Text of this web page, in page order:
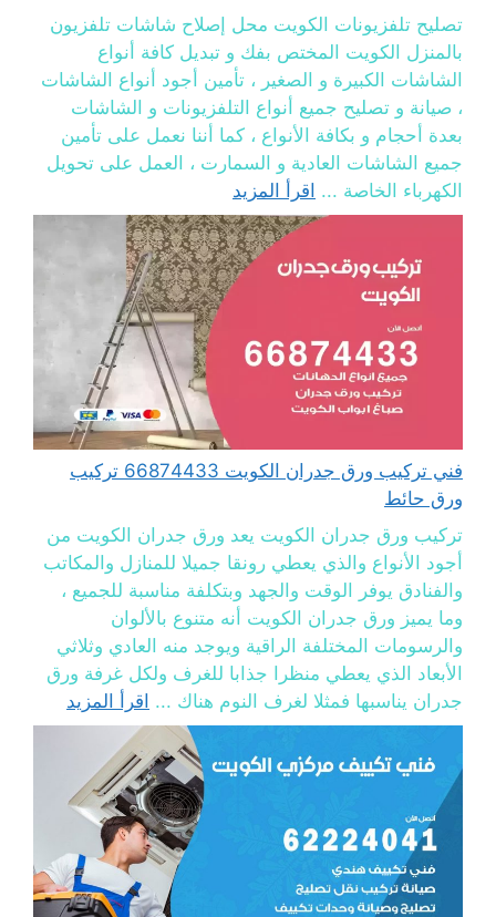
تصليح تلفزيونات الكويت محل إصلاح شاشات تلفزيون
بالمنزل الكويت المختص بفك و تبديل كافة أنواع
الشاشات الكبيرة و الصغير ، تأمين أجود أنواع الشاشات
، صيانة و تصليح جميع أنواع التلفزيونات و الشاشات
بعدة أحجام و بكافة الأنواع ، كما أننا نعمل على تأمين
جميع الشاشات العادية و السمارت ، العمل على تحويل
الكهرباء الخاصة ... اقرأ المزيد
فني تركيب ورق جدران الكويت 66874433 تركيب
ورق حائط
تركيب ورق جدران الكويت يعد ورق جدران الكويت من
أجود الأنواع والذي يعطي رونقا جميلا للمنازل والمكاتب
والفنادق يوفر الوقت والجهد وبتكلفة مناسبة للجميع ،
وما يميز ورق جدران الكويت أنه متنوع بالألوان
والرسومات المختلفة الراقية ويوجد منه العادي وثلاثي
الأبعاد الذي يعطي منظرا جذابا للغرف ولكل غرفة ورق
جدران يناسبها فمثلا لغرف النوم هناك ... اقرأ المزيد